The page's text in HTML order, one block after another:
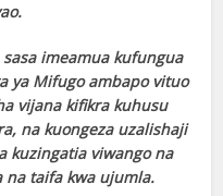
imeamua kufungua
ya Mifugo ambapo vituo
vijana kifikra kuhusu
na kuongeza uzalishaji
kuzingatia viwango na
na taifa kwa ujumla.